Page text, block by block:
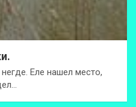
Еле нашел место,